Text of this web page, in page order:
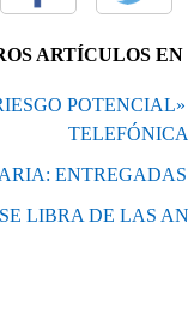
ARTÍCULOS
LIBRA DE LAS